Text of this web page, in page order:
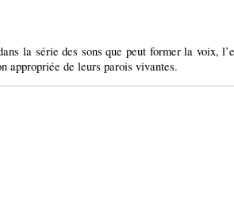
la série des sons que peut former la voix,
appropriée de leurs parois vivantes.